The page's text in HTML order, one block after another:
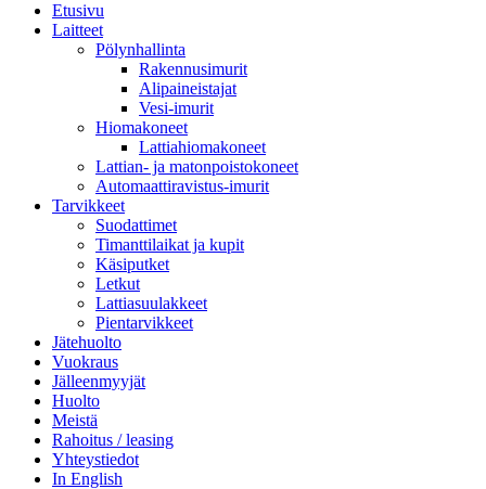
Etusivu
Laitteet
Pölynhallinta
Rakennusimurit
Alipaineistajat
Vesi-imurit
Hiomakoneet
Lattiahiomakoneet
Lattian- ja matonpoistokoneet
Automaattiravistus-imurit
Tarvikkeet
Suodattimet
Timanttilaikat ja kupit
Käsiputket
Letkut
Lattiasuulakkeet
Pientarvikkeet
Jätehuolto
Vuokraus
Jälleenmyyjät
Huolto
Meistä
Rahoitus / leasing
Yhteystiedot
In English